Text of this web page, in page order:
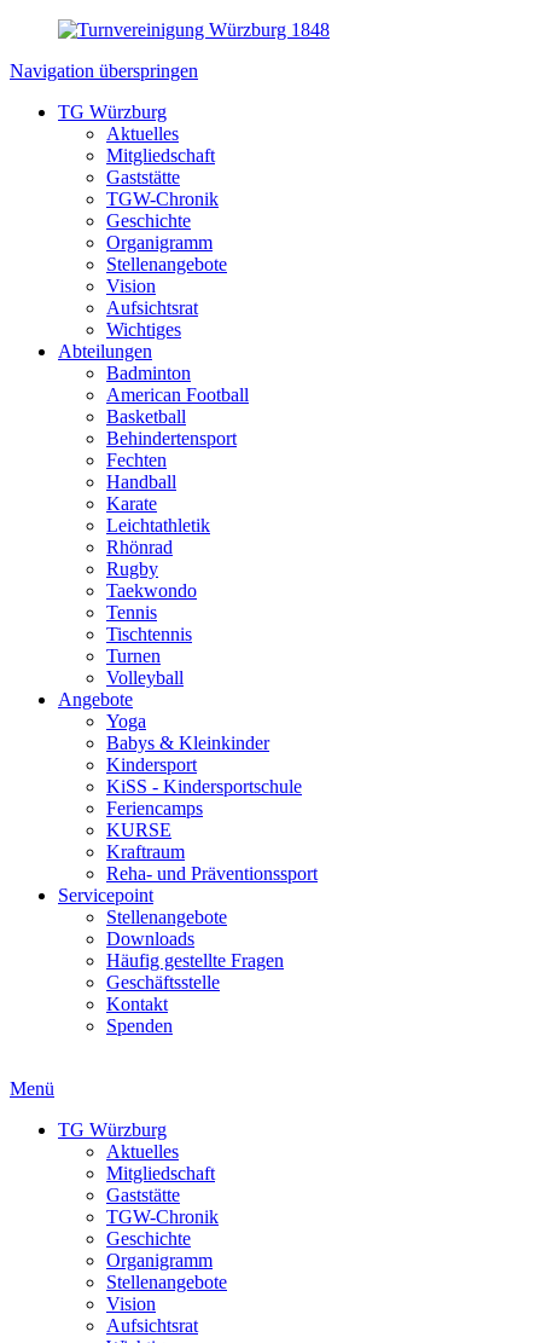
Navigation überspringen
TG Würzburg
Aktuelles
Mitgliedschaft
Gaststätte
TGW-Chronik
Geschichte
Organigramm
Stellenangebote
Vision
Aufsichtsrat
Wichtiges
Abteilungen
Badminton
American Football
Basketball
Behindertensport
Fechten
Handball
Karate
Leichtathletik
Rhönrad
Rugby
Taekwondo
Tennis
Tischtennis
Turnen
Volleyball
Angebote
Yoga
Babys & Kleinkinder
Kindersport
KiSS - Kindersportschule
Feriencamps
KURSE
Kraftraum
Reha- und Präventionssport
Servicepoint
Stellenangebote
Downloads
Häufig gestellte Fragen
Geschäftsstelle
Kontakt
Spenden
Menü
TG Würzburg
Aktuelles
Mitgliedschaft
Gaststätte
TGW-Chronik
Geschichte
Organigramm
Stellenangebote
Vision
Aufsichtsrat